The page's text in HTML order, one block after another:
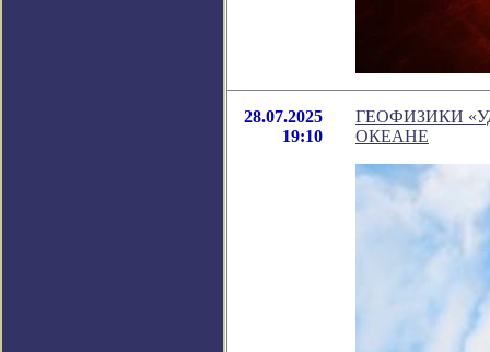
28.07.2025
19:10
ГЕОФИЗИКИ
ОКЕАНЕ